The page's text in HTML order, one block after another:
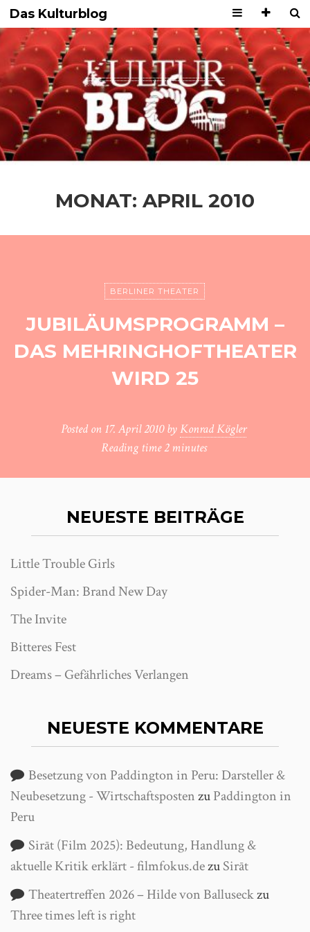
Das Kulturblog
MONAT: APRIL 2010
BERLINER THEATER
JUBILÄUMSPROGRAMM –
DAS MEHRINGHOFTHEATER
WIRD 25
Posted on 17. April 2010 byKonrad Kögler
Reading time2 minutes
NEUESTE BEITRÄGE
Little Trouble Girls
Spider-Man: Brand New Day
The Invite
Bitteres Fest
Dreams – Gefährliches Verlangen
NEUESTE KOMMENTARE
Besetzung von Paddington in Peru: Darsteller &
Neubesetzung - WirtschaftspostenzuPaddington in
Peru
Sirāt (Film 2025): Bedeutung, Handlung &
aktuelle Kritik erklärt - filmfokus.dezuSirāt
Theatertreffen 2026 – Hilde von Balluseckzu
Three times left is right